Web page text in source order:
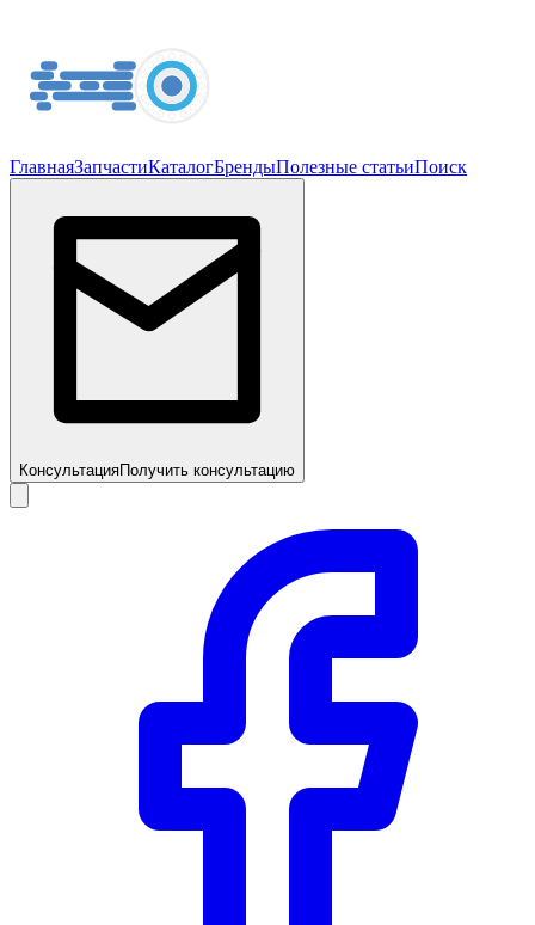
ГлавнаяЗапчастиКаталогБрендыПолезные статьиПоиск
КонсультацияПолучить консультацию